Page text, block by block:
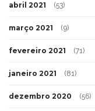
abril 2021 (53)
março 2021 (9)
fevereiro 2021 (71)
janeiro 2021 (81)
dezembro 2020 (56)